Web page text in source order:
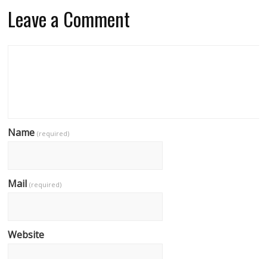
Leave a Comment
Name(required)
Mail(required)
Website